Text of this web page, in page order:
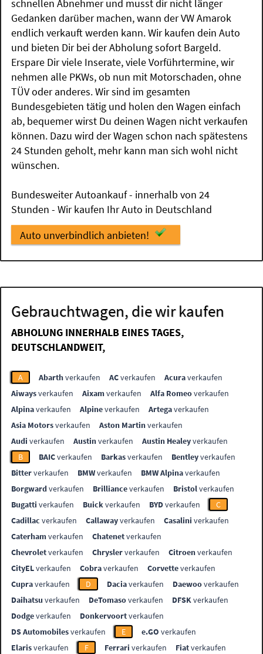
schnellen Abnehmer und musst dir nicht länger
Gedanken darüber machen, wann der VW Amarok
endlich verkauft werden kann. Wir kaufen dein Auto
und bieten Dir bei der Abholung sofort Bargeld.
Erspare Dir viele Inserate, viele Vorführtermine, wir
nehmen alle PKWs, ob nun mit Motorschaden, ohne
TÜV oder anderes. Wir sind im gesamten
Bundesgebieten tätig und holen den Wagen einfach
ab, bequemer wirst Du deinen Wagen nicht verkaufen
können. Dazu wird der Wagen schon nach spätestens
24 Stunden geholt, mehr kann man sich wohl nicht
wünschen.
Bundesweiter Autoankauf - innerhalb von 24
Stunden - Wir kaufen Ihr Auto in Deutschland
Auto unverbindlich anbieten!
Gebrauchtwagen, die wir kaufen
ABHOLUNG INNERHALB EINES TAGES,
DEUTSCHLANDWEIT,
A Abarthverkaufen ACverkaufen Acuraverkaufen
Aiwaysverkaufen Aixamverkaufen Alfa Romeoverkaufen
Alpinaverkaufen Alpineverkaufen Artegaverkaufen
Asia Motorsverkaufen Aston Martinverkaufen
Audi verkaufen Austinverkaufen Austin Healeyverkaufen
B
BAICverkaufen Barkasverkaufen Bentleyverkaufen
Bitterverkaufen BMWverkaufen BMW Alpinaverkaufen
Borgwardverkaufen Brillianceverkaufen Bristolverkaufen
Bugatti verkaufen Buickverkaufen BYDverkaufen
C
Cadillac verkaufen Callawayverkaufen Casalini verkaufen
Caterhamverkaufen Chatenetverkaufen
Chevroletverkaufen Chryslerverkaufen Citroenverkaufen
CityELverkaufen Cobraverkaufen Corvetteverkaufen
Cupraverkaufen D Daciaverkaufen Daewooverkaufen
Daihatsu verkaufen DeTomasoverkaufen DFSKverkaufen
Dodgeverkaufen Donkervoortverkaufen
DS Automobilesverkaufen E e.GO verkaufen
Elarisverkaufen F Ferrari verkaufen Fiatverkaufen